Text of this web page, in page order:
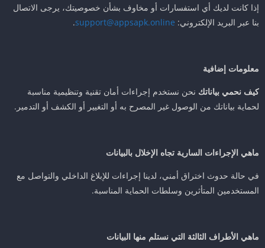
إذا كانت لديك أي استفسارات أو مخاوف بشأن خصوصيتك، يرجى الاتصال
بنا عبر البريد الإلكتروني: support@appsapk.online
.
معلومات إضافية
كيف نحمي بياناتك نحن نستخدم إجراءات أمان تقنية وتنظيمية مناسبة
لحماية بياناتك من الوصول غير المصرح به أو التغيير أو الكشف أو التدمير.
ماهي الإجراءات السارية تجاه الإخلال بالبيانات
في حالة حدوث اختراق أمني، لدينا إجراءات للإبلاغ الداخلي والتواصل مع
المستخدمين المتأثرين وسلطات الحماية المناسبة.
ماهي الأطراف الثالثة التي نستلم منها البيانات